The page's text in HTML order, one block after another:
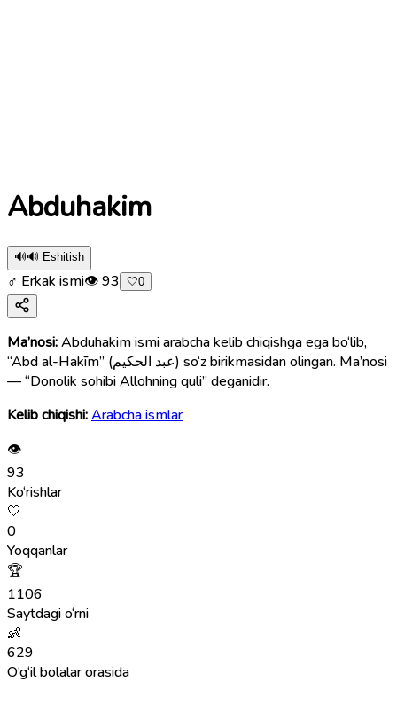
Abduhakim
🔊🔊 Eshitish
♂ Erkak ismi👁93 🤍0
Ma’nosi:Abduhakim ismi arabcha kelib chiqishga ega bo‘lib,
“Abd al-Hakīm” (عبد الحكيم) so‘z birikmasidan olingan. Ma’nosi
— “Donolik sohibi Allohning quli” deganidir.
Kelib chiqishi:Arabcha ismlar
👁
93
Ko‘rishlar
🤍
0
Yoqqanlar
🏆
1106
Saytdagi o‘rni
👶
629
O‘g‘il bolalar orasida